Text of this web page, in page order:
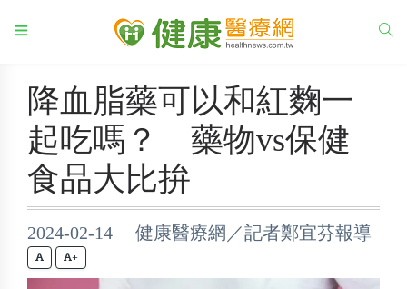
降血脂藥可以和紅麴一
起吃嗎？ 藥物vs保健
食品大比拚
2024-02-14 健康醫療網／記者鄭宜芬報導
+